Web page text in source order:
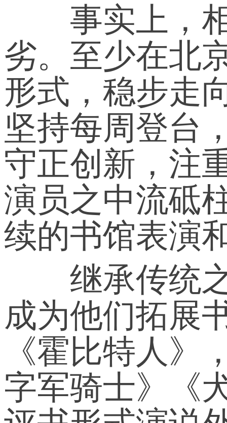
事实上，相
劣。至少在北
形式，稳步走
坚持每周登台
守正创新，注
演员之中流砥
续的书馆表演
继承传统之
成为他们拓展
《霍比特人》
字军骑士》《